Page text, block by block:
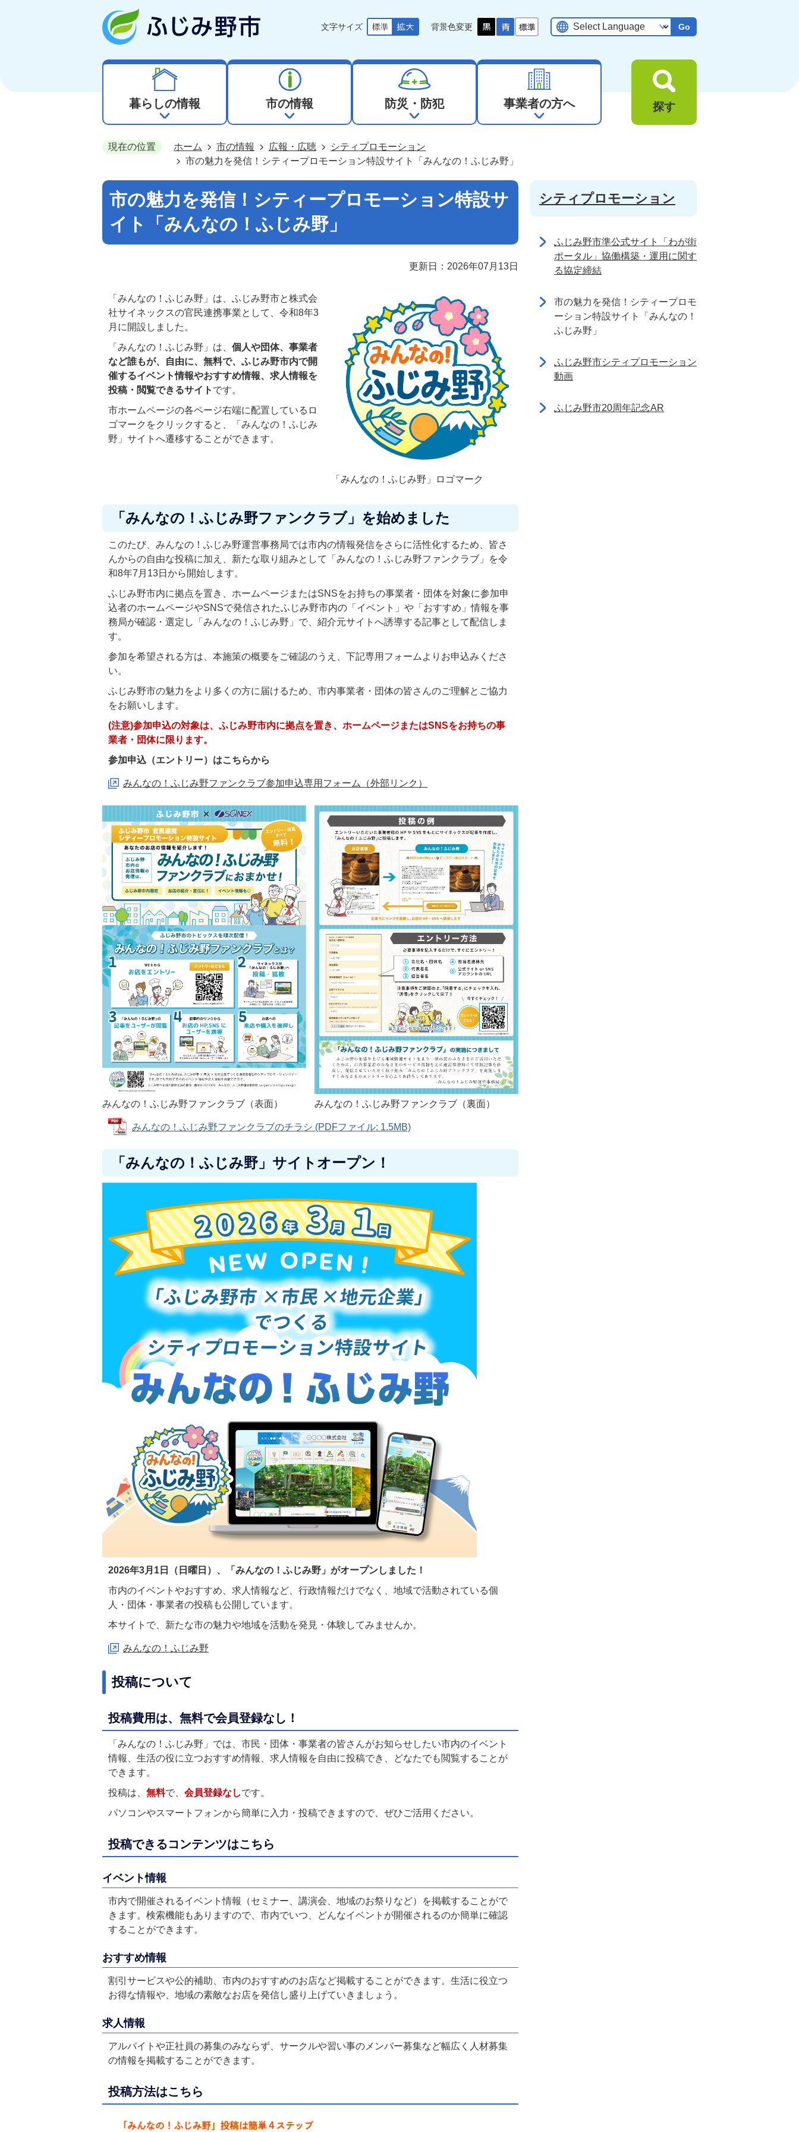
文字サイズ 背景色変更 Go
暮らしの情報 市の情報 防災・防犯 事業者の方へ 探す
現在の位置 ホーム 市の情報 広報・広聴
シティプロモーション
市の魅力を発信！シティープロモーション特設サイト「みんなの！ふじみ野」
市の魅力を発信！シティープロモーション特設サ
イト「みんなの！ふじみ野」
更新日：2026年07月13日
「みんなの！ふじみ野」ロゴマーク
「みんなの！ふじみ野」は、ふじみ野市と株式会
社サイネックスの官民連携事業として、令和8年3
月に開設しました。
「みんなの！ふじみ野」は、 個人や団体、事業者
など誰もが、自由に、無料で、ふじみ野市内で開
催するイベント情報やおすすめ情報、求人情報を
投稿・閲覧できるサイト です。
市ホームページの各ページ右端に配置しているロ
ゴマークをクリックすると、「みんなの！ふじみ
野」サイトへ遷移することができます。
「みんなの！ふじみ野ファンクラブ」を始めました
このたび、みんなの！ふじみ野運営事務局では市内の情報発信をさらに活性化するため、皆さ
んからの自由な投稿に加え、新たな取り組みとして「みんなの！ふじみ野ファンクラブ」を令
和8年7月13日から開始します。
ふじみ野市内に拠点を置き、ホームページまたはSNSをお持ちの事業者・団体を対象に参加申
込者のホームページやSNSで発信されたふじみ野市内の「イベント」や「おすすめ」情報を事
務局が確認・選定し「みんなの！ふじみ野」で、紹介元サイトへ誘導する記事として配信しま
す。
参加を希望される方は、本施策の概要をご確認のうえ、下記専用フォームよりお申込みくださ
い。
ふじみ野市の魅力をより多くの方に届けるため、市内事業者・団体の皆さんのご理解とご協力
をお願いします。
(注意)参加申込の対象は、ふじみ野市内に拠点を置き、ホームページまたはSNSをお持ちの事
業者・団体に限ります。
参加申込（エントリー）はこちらから
みんなの！ふじみ野ファンクラブ参加申込専用フォーム（外部リンク）
みんなの！ふじみ野ファンクラブ（表面） みんなの！ふじみ野ファンクラブ（裏面）
みんなの！ふじみ野ファンクラブのチラシ (PDFファイル: 1.5MB)
「みんなの！ふじみ野」サイトオープン！
2026年3月1日（日曜日）、「みんなの！ふじみ野」がオープンしました！
市内のイベントやおすすめ、求人情報など、行政情報だけでなく、地域で活動されている個
人・団体・事業者の投稿も公開しています。
本サイトで、新たな市の魅力や地域を活動を発見・体験してみませんか。
みんなの！ふじみ野
投稿について
投稿費用は、無料で会員登録なし！
「みんなの！ふじみ野」では、市民・団体・事業者の皆さんがお知らせしたい市内のイベント
情報、生活の役に立つおすすめ情報、求人情報を自由に投稿でき、どなたでも閲覧することが
できます。
投稿は、 無料で、 会員登録なしです。
パソコンやスマートフォンから簡単に入力・投稿できますので、ぜひご活用ください。
投稿できるコンテンツはこちら
イベント情報
市内で開催されるイベント情報（セミナー、講演会、地域のお祭りなど）を掲載することがで
きます。検索機能もありますので、市内でいつ、どんなイベントが開催されるのか簡単に確認
することができます。
おすすめ情報
割引サービスや公的補助、市内のおすすめのお店など掲載することができます。生活に役立つ
お得な情報や、地域の素敵なお店を発信し盛り上げていきましょう。
求人情報
アルバイトや正社員の募集のみならず、サークルや習い事のメンバー募集など幅広く人材募集
の情報を掲載することができます。
投稿方法はこちら
シティプロモーション
ふじみ野市準公式サイト「わが街
ポータル」協働構築・運用に関す
る協定締結
市の魅力を発信！シティープロモ
ーション特設サイト「みんなの！
ふじみ野」
ふじみ野市シティプロモーション
動画
ふじみ野市20周年記念AR